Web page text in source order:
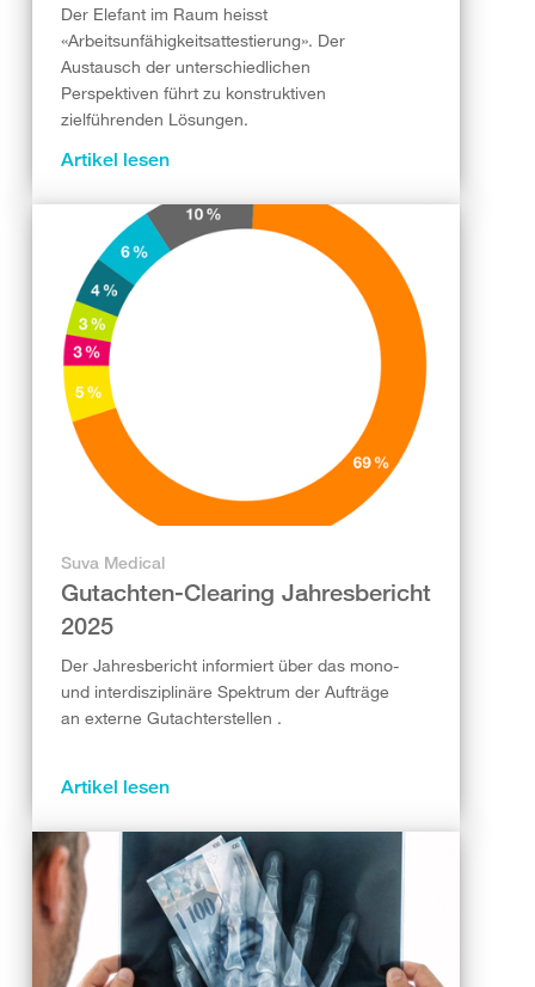
Der Elefant im Raum heisst
«Arbeitsunfähigkeitsattestierung». Der
Austausch der unterschiedlichen
Perspektiven führt zu konstruktiven
zielführenden Lösungen.
Artikel lesen
Suva Medical
Gutachten-Clearing Jahresbericht
2025
Der Jahresbericht informiert über das mono-
und interdisziplinäre Spektrum der Aufträge
an externe Gutachterstellen .
Artikel lesen